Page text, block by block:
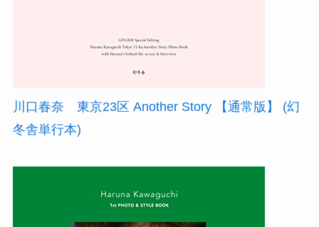
川口春奈 東京23区 Another Story 【通常版】 (幻
冬舎単行本)